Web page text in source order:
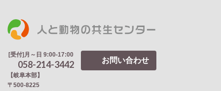
[受付]月～日 9:00-17:00
058-214-3442 お問い合わせ
【岐阜本部】
〒500-8225